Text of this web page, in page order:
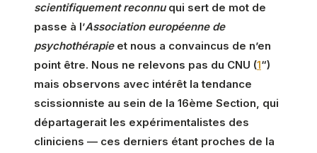
scientifiquement reconnuqui sert de mot de
passe à l’Association européenne de
psychothérapieet nous a convaincus de n’en
point être. Nous ne relevons pas du CNU (1“)
mais observons avec intérêt la tendance
scissionniste au sein de la 16ème Section, qui
départagerait les expérimentalistes des
cliniciens — ces derniers étant proches de la